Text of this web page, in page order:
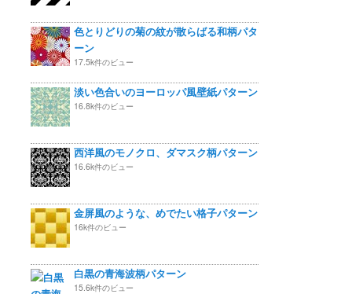
色とりどりの菊の紋が散らばる和柄パタ
ーン
17.5k件のビュー
淡い色合いのヨーロッパ風壁紙パターン
16.8k件のビュー
西洋風のモノクロ、ダマスク柄パターン
16.6k件のビュー
金屏風のような、めでたい格子パターン
16k件のビュー
白黒の青海波柄パターン
15.6k件のビュー